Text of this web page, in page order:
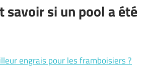
savoir si un pool a été
engrais pour les framboisiers ?